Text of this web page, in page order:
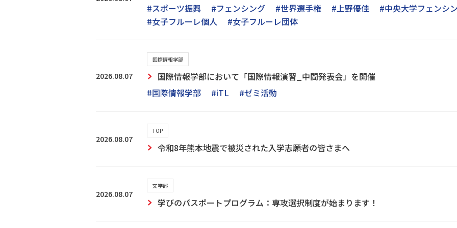
#スポーツ振興 #フェンシング #世界選手権 #上野優佳 #中央大学フェンシ
#女子フルーレ個人
#女子フルーレ団体
2026.08.07
国際情報学部
国際情報学部において「国際情報演習_中間発表会」を開催
#国際情報学部
#iTL #ゼミ活動
2026.08.07
TOP
令和8年熊本地震で被災された入学志願者の皆さまへ
2026.08.07
文学部
学びのパスポートプログラム：専攻選択制度が始まります！